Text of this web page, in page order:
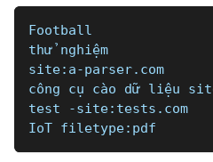
Football
thử nghiệm
site:a-parser.com
công cụ cào dữ liệu
test -site:tests.com
IoT filetype:pdf